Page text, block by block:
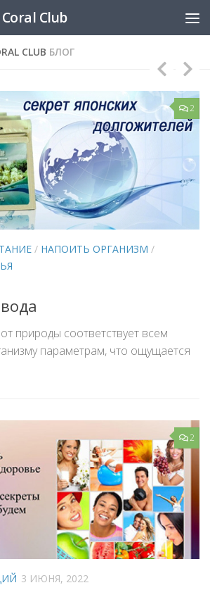
Club
CLUB БЛОГ
2
/ НАПОИТЬ ОРГАНИЗМ /
природы соответствует всем
параметрам, что ощущается
2
3 ИЮНЯ, 2022